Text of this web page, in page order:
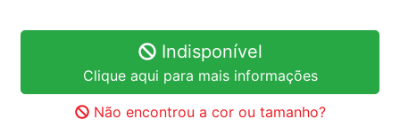
Indisponível
Clique aqui para mais informações
Não encontrou a cor ou tamanho?